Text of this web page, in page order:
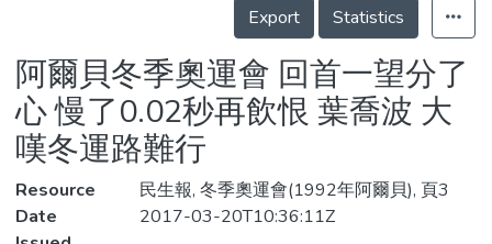
Statistics
Export
Statistics
阿爾貝冬季奧運會 回首一望分了
心 慢了0.02秒再飲恨 葉喬波 大
嘆冬運路難行
Resource
民生報, 冬季奧運會(1992年阿爾貝), 頁3
Date
2017-03-20T10:36:11Z